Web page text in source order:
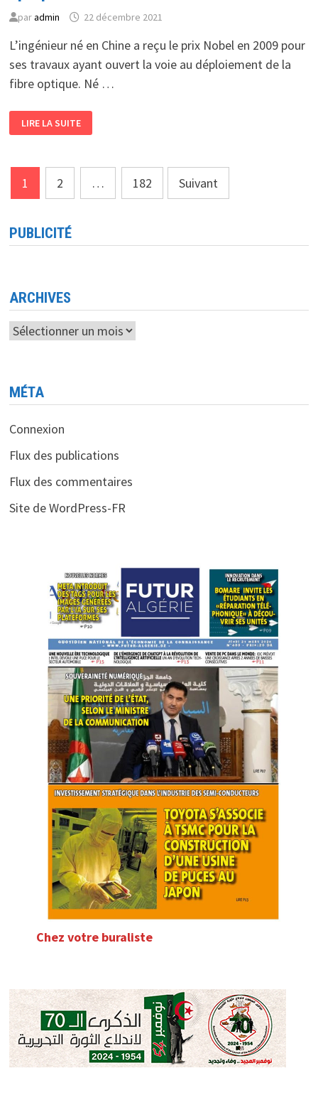
paradmin 22 décembre 2021
L’ingénieur né en Chine a reçu le prix Nobel en 2009 pour
ses travaux ayant ouvert la voie au déploiement de la
fibre optique. Né …
K.
KAO
DE
LA
FIBRE
OPTIQUE
LIRE LA SUITE
Pagination
des
publications
1 2 … 182 Suivant
PUBLICITÉ
ARCHIVES
Archives
MÉTA
Connexion
Flux des publications
Flux des commentaires
Site de WordPress-FR
Chez votre buraliste